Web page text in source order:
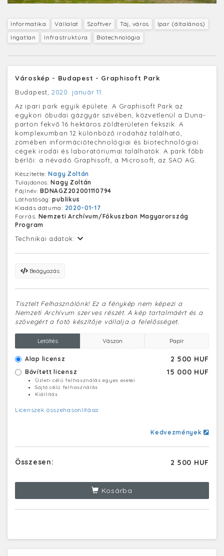
Informatika Vállalat Szoftver Táj, város
Ipar (általános)
Ingatlan
Infrastruktúra Biotechnológia
Városkép - Budapest - Graphisoft Park
Budapest, 2020. január 11.
Az ipari park egyik épülete. A Graphisoft Park az
egykori óbudai gázgyár szivében, közvetlenül a Duna-
parton fekvő 16 hektáros zöldterületen fekszik. A
komplexumban 12 különböző irodaház található,
zömében információtechnológiai és biotechnológiai
cégek irodái és laboratóriumai találhatók. A park főbb
bérlői: a névadó Graphisoft, a Microsoft, az SAO AG.
Készítette:Nagy Zoltán
Tulajdonos:Nagy Zoltán
Fájlnév:BDNAGZ202001110794
Láthatóság:publikus
Kiadás dátuma: 2020-01-17
Forrás: Nemzeti Archívum/Fókuszban Magyarország
Program
Technikai adatok:
Beágyazás
Tisztelt Felhasználónk! Ez a fénykép nem képezi a
Nemzeti Archívum szerves részét. A kép tartalmáért és a
szövegért a fotó készítője vállalja a felelősséget.
Letöltés Vászon Papír
Alap licensz 2 500 HUF
Bővített licensz 15 000 HUF
Üzleti célú felhasználás egyes esetei
Sajtó célú felhasználás
Kiállítás
Licenszek összehasonlítása
Kedvezmények
Összesen: 2 500 HUF
Kosárba